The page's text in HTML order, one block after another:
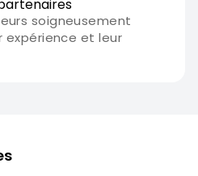
soigneusement
expérience et leur